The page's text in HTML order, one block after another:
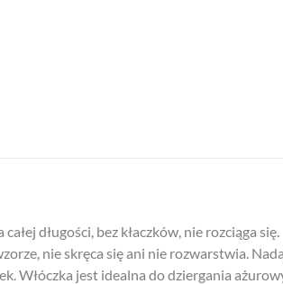
długości, bez kłaczków, nie rozciąga się.
nie skręca się ani nie rozwarstwia.
Włóczka jest idealna do dziergania